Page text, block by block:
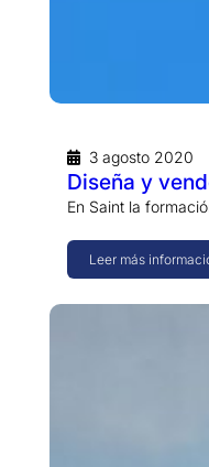
3 agosto 2020
Diseña y
En Saint la
Leer más